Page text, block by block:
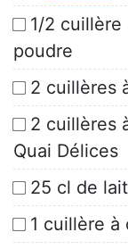
1/2 cuillère
poudre
2 cuillères
2 cuillères
Quai Délices
25 cl de
1 cuillère à